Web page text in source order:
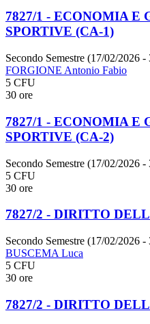
7827/1 - ECONOMIA E
SPORTIVE (CA-1)
Secondo Semestre (17/02/2026
FORGIONE Antonio Fabio
5 CFU
30 ore
7827/1 - ECONOMIA E
SPORTIVE (CA-2)
Secondo Semestre (17/02/2026
5 CFU
30 ore
7827/2 - DIRITTO
Secondo Semestre (17/02/2026
BUSCEMA Luca
5 CFU
30 ore
7827/2 - DIRITTO